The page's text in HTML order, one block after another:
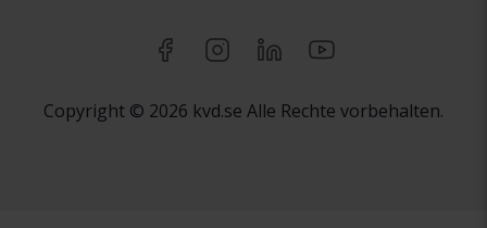
Copyright © 2026 kvd.se Alle Rechte vorbehalten.